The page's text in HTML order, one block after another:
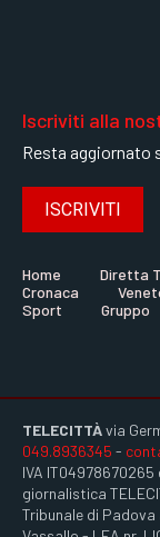
Iscriviti alla
Resta aggiornato
ISCRIVITI
Home Diretta
Cronaca
Sport
Gruppo
TELECITTÀvia
049.8936345 -
IVA
giornalistica
Tribunale di